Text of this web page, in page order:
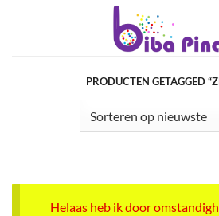
PRODUCTEN GETAGGED
Helaas heb ik door